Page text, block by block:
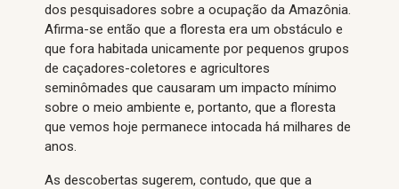
dos pesquisadores sobre a ocupação da Amazônia.
Afirma-se então que a floresta era um obstáculo e
que fora habitada unicamente por pequenos grupos
de caçadores-coletores e agricultores
seminômades que causaram um impacto mínimo
sobre o meio ambiente e, portanto, que a floresta
que vemos hoje permanece intocada há milhares de
anos.
As descobertas sugerem, contudo, que que a